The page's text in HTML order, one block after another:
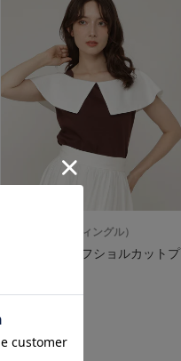
SWINGLE（スウィングル）
【8/7発売】オフショルカットプ
(ブラウン)